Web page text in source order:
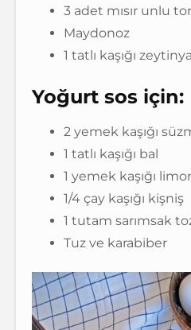
3 adet mısır unlu
Maydonoz
1 tatlı kaşığı
Yoğurt sos için:
2 yemek kaşığı
1 tatlı kaşığı bal
1 yemek kaşığı
1/4 çay kaşığı kişniş
1 tutam sarımsak
Tuz ve karabiber